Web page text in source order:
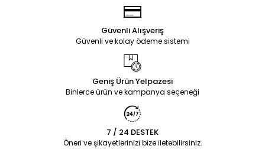
Güvenli Alışveriş
Güvenli ve kolay ödeme sistemi
Geniş Ürün Yelpazesi
Binlerce ürün ve kampanya seçeneği
7 / 24 DESTEK
Öneri ve şikayetlerinizi bize iletebilirsiniz.